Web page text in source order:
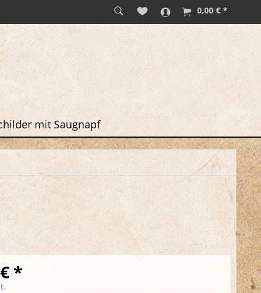
0,00 € *
mit Saugnapf
*